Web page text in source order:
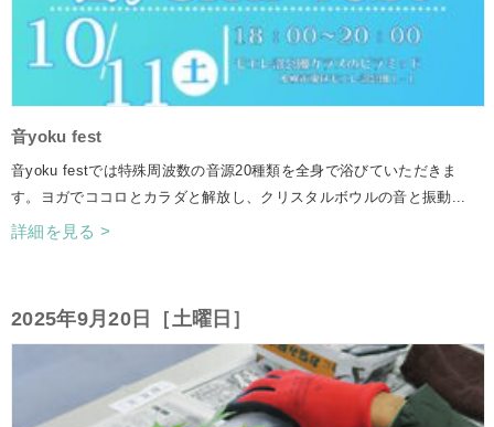
音yoku fest
音yoku festでは特殊周波数の音源20種類を全身で浴びていただきま
す。ヨガでココロとカラダと解放し、クリスタルボウルの音と振動...
詳細を見る >
2025年9月20日［土曜日］